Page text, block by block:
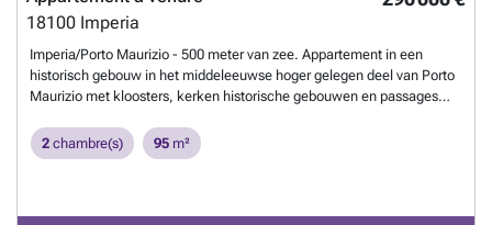
18100 Imperia
Imperia/Porto Maurizio - 500 meter van zee. Appartement in een
historisch gebouw in het middeleeuwse hoger gelegen deel van Porto
Maurizio met kloosters, kerken historische gebouwen en passages
en laatste verdieping (zonder lift) en bestaat uit: woonkamer, keuken
met groot terras, slaapkamer, bergruimte en een zolder met
2 chambre(s) 95 m²